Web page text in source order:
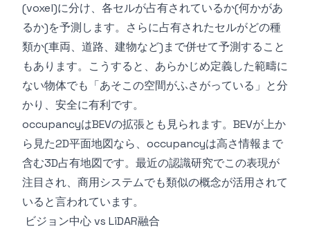
(voxel)に分け、各セルが占有されているか(何かがあ
るか)を予測します。さらに占有されたセルがどの種
類か(車両、道路、建物など)まで併せて予測すること
もあります。こうすると、あらかじめ定義した範疇に
ない物体でも「あそこの空間がふさがっている」と分
かり、安全に有利です。
occupancyはBEVの拡張とも見られます。BEVが上か
ら見た2D平面地図なら、occupancyは高さ情報まで
含む3D占有地図です。最近の認識研究でこの表現が
注目され、商用システムでも類似の概念が活用されて
いると言われています。
ビジョン中心 vs LiDAR融合